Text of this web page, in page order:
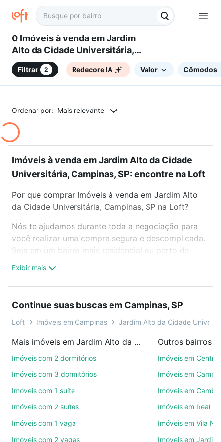
0 Imóveis à venda em Jardim
Alto da Cidade Universitária,
Campinas, SP
Filtrar 2 Redecore IA Valor Cômodos
Ordenar por: Mais relevante
Imóveis à venda em Jardim Alto da Cidade
Universitária, Campinas, SP: encontre na Loft
Por que comprar Imóveis à venda em Jardim Alto
da Cidade Universitária, Campinas, SP na Loft?
Nós te ajudamos durante toda a negociação para
você realizar uma compra segura e descomplicada.
Seja em um bairro mais residencial ou perto do
oferta ideal de Imóveis à venda em Jardim Alto da
Cidade Universitária, Campinas, SP para conquistar
videochamada, é grátis, sem compromisso e você
ainda conta com mais de 46 mil corretores e
de imóveis.
ruas, bairros e até condomínios favoritos. Você
também pode usar os filtros como quantidade de
quartos, suítes, com ou sem vaga de garagem para
Exibir mais
Continue suas buscas em Campinas, SP
Loft Imóveis em Campinas Jardim Alto da Cidade
Mais imóveis em Jardim Alto da Cidade Universitária
Imóveis com 2 dormitórios
Imóveis com 3 dormitórios
Imóveis com 1 suíte
Imóveis com 2 suítes
Imóveis com 1 vaga
Imóveis com 2 vagas
Outros bairros
Imóveis em Centro
Imóveis em
Imóveis em Cambuí
Imóveis em Real
Imóveis em Vila
Imóveis em Jardim